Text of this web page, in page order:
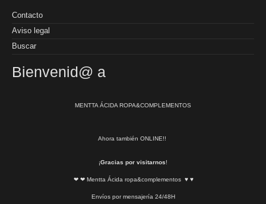
Contacto
Aviso legal
Buscar
Bienvenid@ a
MENTTA ÁCIDA ROPA&COMPLEMENTOS
Ahora también ONLINE!!
¡Gracias por visitarnos!
❤ ❤ Mentta Ácida ropa&complementos ♥ ♥
Envíos por mensajería 24/48H